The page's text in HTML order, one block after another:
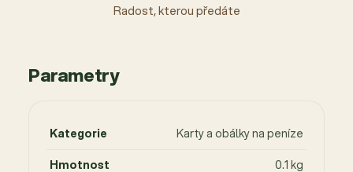
Radost, kterou předáte
Parametry
Kategorie
Karty a obálky na peníze
Hmotnost
0.1 kg